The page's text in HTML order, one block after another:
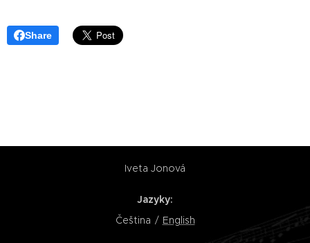
Share
Iveta Jonová
Jazyky
Čeština
English